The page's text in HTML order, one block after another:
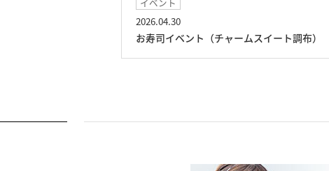
2026.04.30
お寿司イベント（チャームスイート調布）